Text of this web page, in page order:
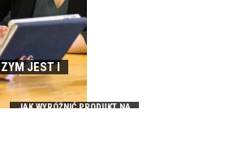
JEST I
JAK WYRÓŻNIĆ PRODUKT NA